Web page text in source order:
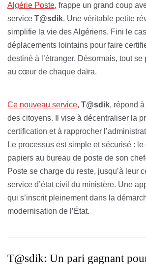
Algérie Poste, frappe un grand coup
service T@sdik. Une véritable petite
simplifie la vie des Algériens. Fini le
déplacements lointains pour faire
destiné à l’étranger. Désormais, tout se
au cœur de chaque daïra.
Ce nouveau service, T@sdik, répond
des citoyens. Il vise à décentraliser la
certification et à rapprocher
Le processus est simple et sécurisé :
papiers au bureau de poste de son
Poste se charge du reste, jusqu’à leur
service d’état civil du ministère. Une
qui s’inscrit pleinement dans la
modernisation de l’État.
T@sdik: Un pari gagnant